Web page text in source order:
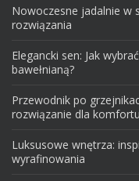
Nowoczesne jadalnie w
rozwiązania
Elegancki sen: Jak
bawełnianą?
Przewodnik po
rozwiązanie dla
Luksusowe wnętrza:
wyrafinowania